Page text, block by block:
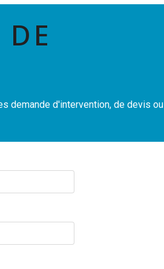
demande d'intervention, de devis ou